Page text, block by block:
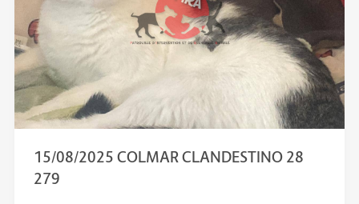
15/08/2025 COLMAR CLANDESTINO 28
279